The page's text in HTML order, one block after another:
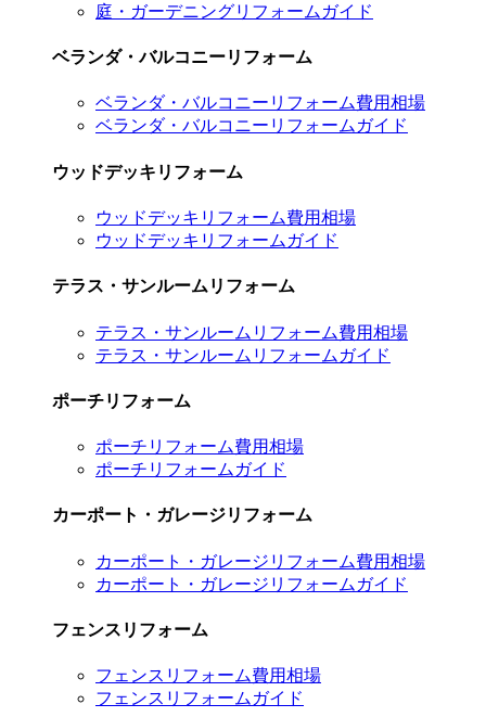
庭・ガーデニングリフォームガイド
ベランダ・バルコニーリフォーム
ベランダ・バルコニーリフォーム費用相場
ベランダ・バルコニーリフォームガイド
ウッドデッキリフォーム
ウッドデッキリフォーム費用相場
ウッドデッキリフォームガイド
テラス・サンルームリフォーム
テラス・サンルームリフォーム費用相場
テラス・サンルームリフォームガイド
ポーチリフォーム
ポーチリフォーム費用相場
ポーチリフォームガイド
カーポート・ガレージリフォーム
カーポート・ガレージリフォーム費用相場
カーポート・ガレージリフォームガイド
フェンスリフォーム
フェンスリフォーム費用相場
フェンスリフォームガイド